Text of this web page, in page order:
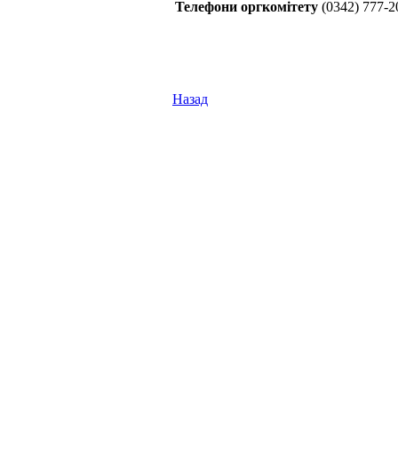
Телефони оргкомітету (0342) 777-
Назад